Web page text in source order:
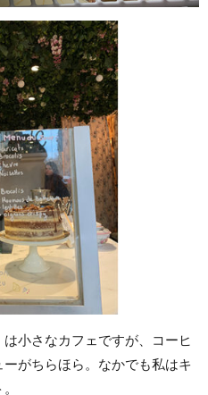
は小さなカフェですが、コーヒ
がちらほら。なかでも私はキ